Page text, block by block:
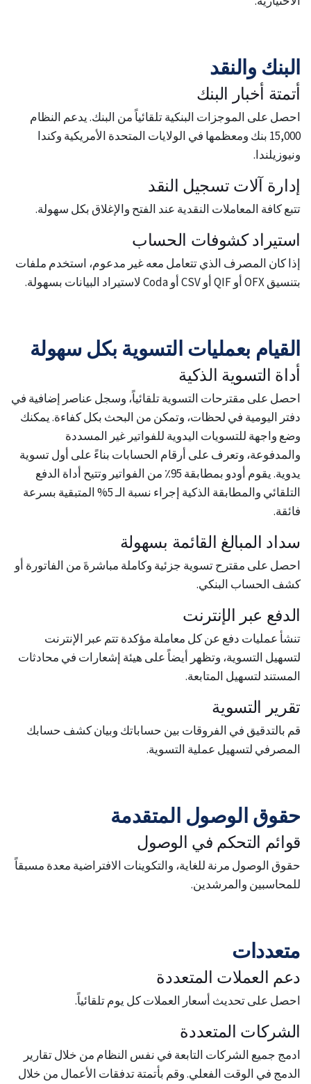
البنك والنقد
أتمتة أخبار البنك
احصل على الموجزات البنكية تلقائياً من البنك. يدعم النظام
15,000 بنك ومعظمها في الولايات المتحدة الأمريكية وكندا
ونيوزيلندا.
إدارة آلات تسجيل النقد
تتبع كافة المعاملات النقدية عند الفتح والإغلاق بكل سهولة.
استيراد كشوفات الحساب
إذا كان المصرف الذي تتعامل معه غير مدعوم، استخدم ملفات
بتنسيق OFX أو QIF أو CSV أو Coda لاستيراد البيانات بسهولة.
القيام بعمليات التسوية بكل سهولة
أداة التسوية الذكية
احصل على مقترحات التسوية تلقائياً، وسجل عناصر إضافية في
دفتر اليومية في لحظات، وتمكن من البحث بكل كفاءة. يمكنك
وضع واجهة للتسويات اليدوية للفواتير غير المسددة
والمدفوعة، وتعرف على أرقام الحسابات بناءً على أول تسوية
يدوية. يقوم أودو بمطابقة 95٪ من الفواتير وتتيح أداة الدفع
التلقائي والمطابقة الذكية إجراء نسبة الـ 5% المتبقية بسرعة
فائقة.
سداد المبالغ القائمة بسهولة
احصل على مقترح تسوية جزئية وكاملة مباشرةَ من الفاتورة أو
كشف الحساب البنكي.
الدفع عبر الإنترنت
تنشأ عمليات دفع عن كل معاملة مؤكدة تتم عبر الإنترنت
لتسهيل التسوية، وتظهر أيضاً على هيئة إشعارات في محادثات
المستند لتسهيل المتابعة.
تقرير التسوية
قم بالتدقيق في الفروقات بين حساباتك وبيان كشف حسابك
المصرفي لتسهيل عملية التسوية.
حقوق الوصول المتقدمة
قوائم التحكم في الوصول
حقوق الوصول مرنة للغاية، والتكوينات الافتراضية معدة مسبقاً
للمحاسبين والمرشدين.
متعددات
دعم العملات المتعددة
احصل على تحديث أسعار العملات كل يوم تلقائياً.
الشركات المتعددة
ادمج جميع الشركات التابعة في نفس النظام من خلال تقارير
الدمج في الوقت الفعلي. وقم بأتمتة تدفقات الأعمال من خلال